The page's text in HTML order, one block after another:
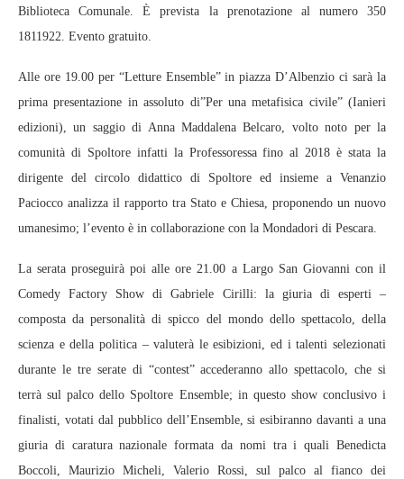
Biblioteca Comunale. È prevista la prenotazione al numero 350
1811922. Evento gratuito.
Alle ore 19.00 per “Letture Ensemble” in piazza D’Albenzio ci sarà la
prima presentazione in assoluto di”Per una metafisica civile” (Ianieri
edizioni), un saggio di Anna Maddalena Belcaro, volto noto per la
comunità di Spoltore infatti la Professoressa fino al 2018 è stata la
dirigente del circolo didattico di Spoltore ed insieme a Venanzio
Paciocco analizza il rapporto tra Stato e Chiesa, proponendo un nuovo
umanesimo; l’evento è in collaborazione con la Mondadori di Pescara.
La serata proseguirà poi alle ore 21.00 a Largo San Giovanni con il
Comedy Factory Show di Gabriele Cirilli: la giuria di esperti –
composta da personalità di spicco del mondo dello spettacolo, della
scienza e della politica – valuterà le esibizioni, ed i talenti selezionati
durante le tre serate di “contest” accederanno allo spettacolo, che si
terrà sul palco dello Spoltore Ensemble; in questo show conclusivo i
finalisti, votati dal pubblico dell’Ensemble, si esibiranno davanti a una
giuria di caratura nazionale formata da nomi tra i quali Benedicta
Boccoli, Maurizio Micheli, Valerio Rossi, sul palco al fianco dei